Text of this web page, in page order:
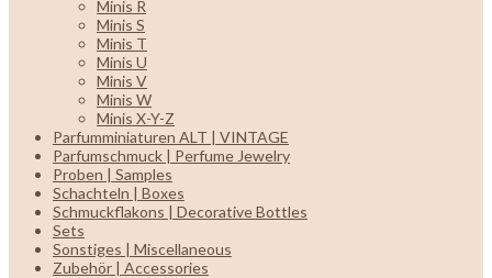
Minis R
Minis S
Minis T
Minis U
Minis V
Minis W
Minis X-Y-Z
Parfumminiaturen ALT | VINTAGE
Parfumschmuck | Perfume Jewelry
Proben | Samples
Schachteln | Boxes
Schmuckflakons | Decorative Bottles
Sets
Sonstiges | Miscellaneous
Zubehör | Accessories